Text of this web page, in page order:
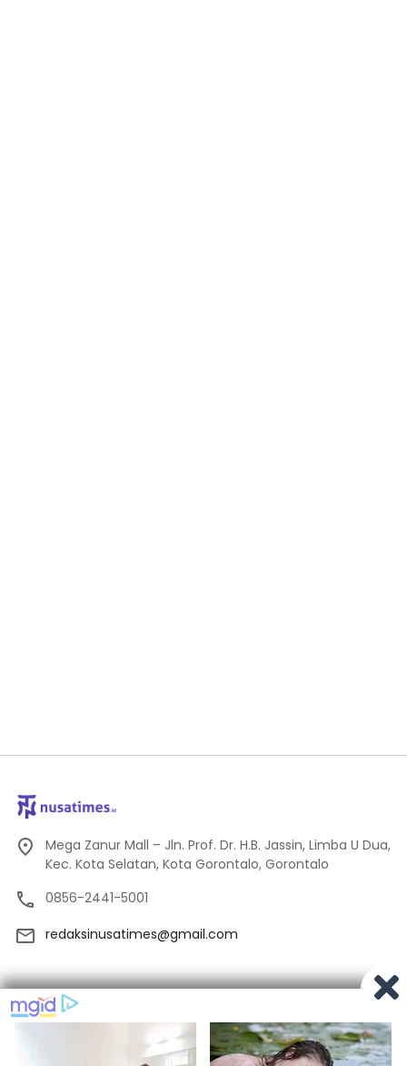
Mega Zanur Mall – Jln. Prof. Dr. H.B. Jassin, Limba U Dua,
Kec. Kota Selatan, Kota Gorontalo, Gorontalo
0856-2441-5001
redaksinusatimes@gmail.com